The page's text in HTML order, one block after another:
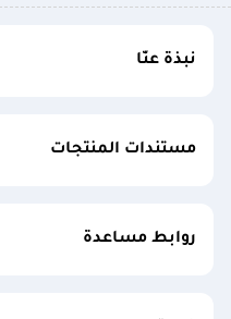
نبذة عنّا
مستندات المنتجات
روابط مساعدة